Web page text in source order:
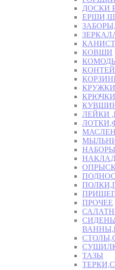
ДОСКИ
КОВШИ
КРЮЧКИ
ЛЕЙКИ
НАБОРЫ
ПРОЧЕЕ
ТАЗЫ